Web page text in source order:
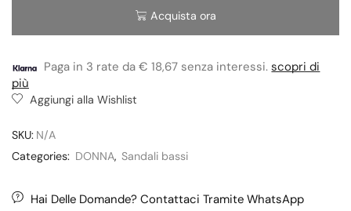
Acquista ora
Paga in 3 rate da € 18,67 senza interessi.scopri di
più
Aggiungi alla Wishlist
SKU: N/A
Categories: DONNA, Sandali bassi
Hai Delle Domande? Contattaci Tramite WhatsApp